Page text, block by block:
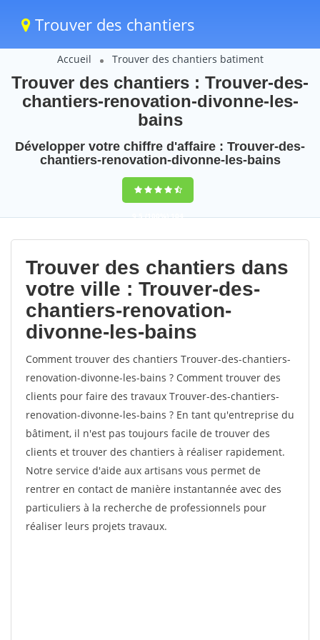
Trouver des chantiers
Accueil Trouver des chantiers batiment
Trouver des chantiers : Trouver-des-
chantiers-renovation-divonne-les-
bains
Développer votre chiffre d'affaire : Trouver-des-
chantiers-renovation-divonne-les-bains
9,5(100%)104
votes
Trouver des chantiers dans
votre ville : Trouver-des-
chantiers-renovation-
divonne-les-bains
Comment trouver des chantiers Trouver-des-chantiers-
renovation-divonne-les-bains ? Comment trouver des
clients pour faire des travaux Trouver-des-chantiers-
renovation-divonne-les-bains ? En tant qu'entreprise du
bâtiment, il n'est pas toujours facile de trouver des
clients et trouver des chantiers à réaliser rapidement.
Notre service d'aide aux artisans vous permet de
rentrer en contact de manière instantannée avec des
particuliers à la recherche de professionnels pour
réaliser leurs projets travaux.